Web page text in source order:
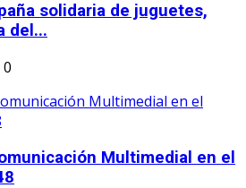
solidaria de juguetes,
del...
0
Multimedial en el